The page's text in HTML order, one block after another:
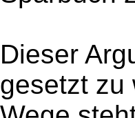
Dieser
gesetzt zu